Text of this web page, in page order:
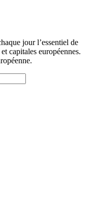
jour l’essentiel de
capitales européennes.